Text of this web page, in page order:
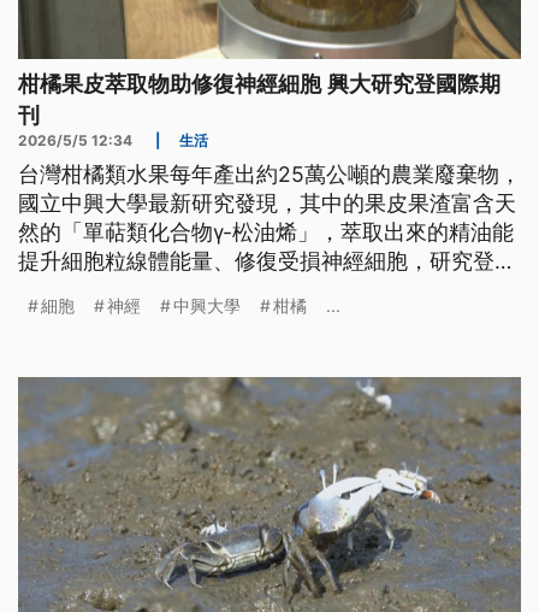
柑橘果皮萃取物助修復神經細胞 興大研究登國際期
刊
2026/5/5 12:34 生活
台灣柑橘類水果每年產出約25萬公噸的農業廢棄物，
國立中興大學最新研究發現，其中的果皮果渣富含天
然的「單萜類化合物γ-松油烯」，萃取出來的精油能
提升細胞粒線體能量、修復受損神經細胞，研究登上
細胞 神經 中興大學 柑橘 ...